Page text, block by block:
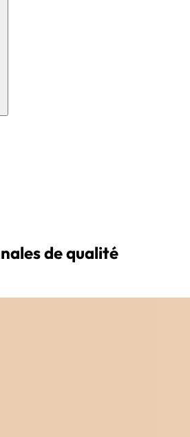
de qualité